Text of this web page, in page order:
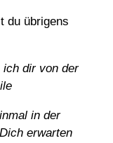
du übrigens
dir von der
in der
erwarten